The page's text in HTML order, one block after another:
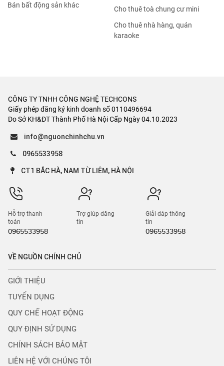
Bán bất động sản khác
Cho thuê toà chung cư mini
Cho thuê nhà hàng, quán
karaoke
CÔNG TY TNHH CÔNG NGHỆ TECHCONS
Giấy phép đăng ký kinh doanh số 0110496694
Do Sở KH&ĐT Thành Phố Hà Nội Cấp Ngày 04.10.2023
info@nguonchinhchu.vn
0965533958
CT1 BẮC HÀ, NAM TỪ LIÊM, HÀ NỘI
Hỗ trợ thanh
toán
0965533958
Trợ giúp đăng
tin
Giải đáp thông
tin
0965533958
VỀ NGUỒN CHÍNH CHỦ
GIỚI THIỆU
TUYỂN DỤNG
QUY CHẾ HOẠT ĐỘNG
QUY ĐỊNH SỬ DỤNG
CHÍNH SÁCH BẢO MẬT
LIÊN HỆ VỚI CHÚNG TÔI